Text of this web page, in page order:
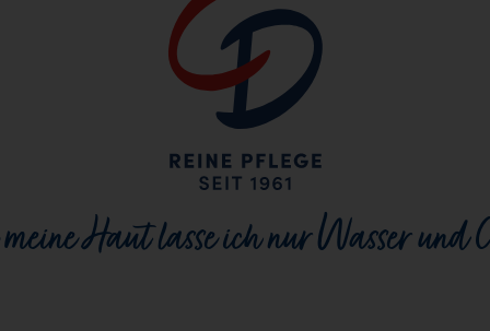
Haut lasse ich nur Wasser und